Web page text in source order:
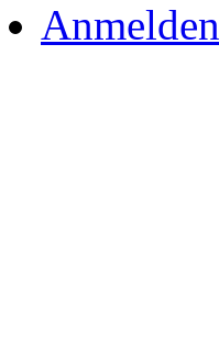
Anmelden